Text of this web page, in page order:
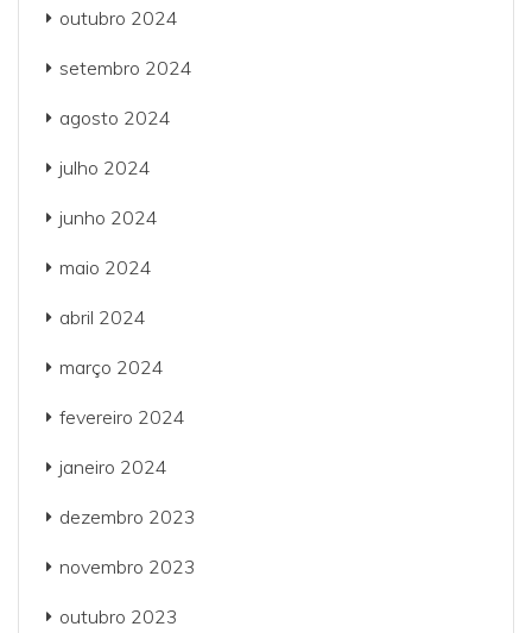
outubro 2024
setembro 2024
agosto 2024
julho 2024
junho 2024
maio 2024
abril 2024
março 2024
fevereiro 2024
janeiro 2024
dezembro 2023
novembro 2023
outubro 2023